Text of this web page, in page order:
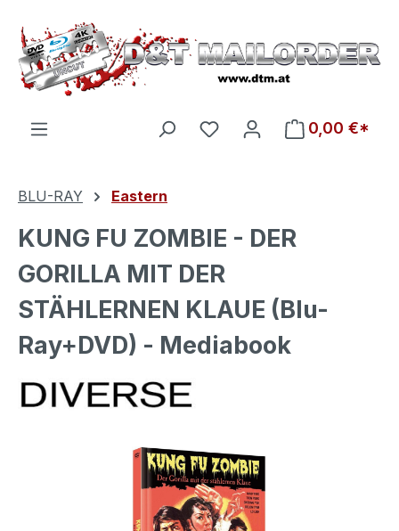
Zum Hauptinhalt springen
Du hast 0 Produkte auf
0,00 €*
BLU-RAY Eastern
KUNG FU ZOMBIE - DER
GORILLA MIT DER
STÄHLERNEN KLAUE (Blu-
Ray+DVD) - Mediabook
Bildergalerie überspringen